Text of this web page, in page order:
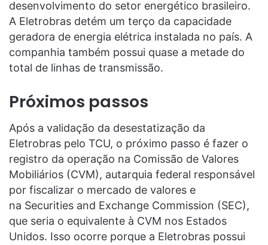
desenvolvimento do setor energético brasileiro.
A Eletrobras detém um terço da capacidade
geradora de energia elétrica instalada no país. A
companhia também possui quase a metade do
total de linhas de transmissão.
Próximos passos
Após a validação da desestatização da
Eletrobras pelo TCU, o próximo passo é fazer o
registro da operação na Comissão de Valores
Mobiliários (CVM), autarquia federal responsável
por fiscalizar o mercado de valores e
na Securities and Exchange Commission (SEC),
que seria o equivalente à CVM nos Estados
Unidos. Isso ocorre porque a Eletrobras possui